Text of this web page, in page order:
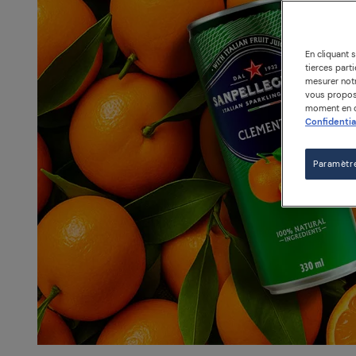
En cliquant
tierces
mesurer
vous
moment en